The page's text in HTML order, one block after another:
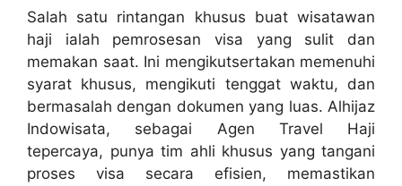
Salah satu rintangan khusus buat wisatawan
haji ialah pemrosesan visa yang sulit dan
memakan saat. Ini mengikutsertakan memenuhi
syarat khusus, mengikuti tenggat waktu, dan
bermasalah dengan dokumen yang luas. Alhijaz
Indowisata, sebagai Agen Travel Haji
tepercaya, punya tim ahli khusus yang tangani
proses visa secara efisien, memastikan